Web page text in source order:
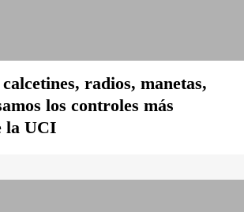
radios, manetas,
los controles más
la UCI